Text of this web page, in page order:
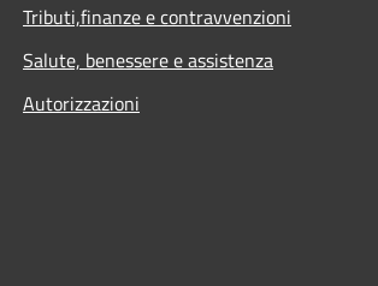
Tributi,finanze e contravvenzioni
Salute, benessere e assistenza
Autorizzazioni